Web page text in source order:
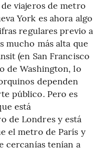
viajeros de metro
York es ahora algo
regulares previo a
mucho más alta que
(en San Francisco
de Washington, lo
dependen
público. Pero es
está
de Londres y está
el metro de París y
cercanías tenían a